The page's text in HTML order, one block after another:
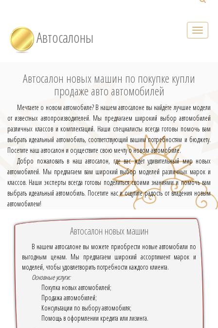
Автосалоны
Автосалон новых машин по покупке купли
продаже авто автомобилей
Мечтаете о новом автомобиле? В нашем автосалоне вы найдёте лучшие модели
от известных автопроизводителей. Мы предлагаем широкий выбор автомобилей
различных классов и комплектаций. Наши специалисты всегда готовы помочь вам
выбрать идеальный автомобиль, соответствующий вашим потребностям и бюджету.
Посетите наш автосалон и осуществите свою мечту о новом автомобиле.
Добро пожаловать в наш автосалон, где вас ждёт удивительный мир новых
автомобилей. Мы предлагаем вам широкий выбор моделей различных марок и
классов. Наши эксперты всегда готовы поделиться своими знаниями и помочь вам
выбрать идеальный автомобиль. Посетите нас и ощутите радость от владения новым
автомобилем!
Автосалон новых машин
В нашем автосалоне вы можете приобрести новые автомобили по
выгодным ценам. Мы предлагаем широкий ассортимент марок и
моделей, чтобы удовлетворить потребности каждого клиента.
Основные услуги:
Покупка новых автомобилей;
Продажа автомобилей;
Консультации по выбору автомобиля;
Помощь в оформлении кредита или лизинга.